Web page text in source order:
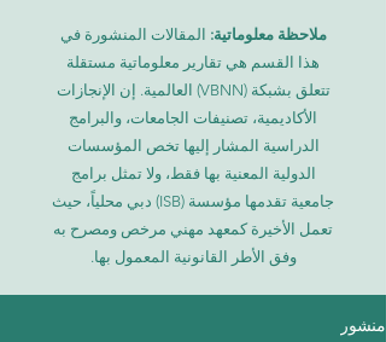
ملاحظة معلوماتية: المقالات المنشورة في
هذا القسم هي تقارير معلوماتية مستقلة
تتعلق بشبكة (VBNN) العالمية. إن الإنجازات
الأكاديمية، تصنيفات الجامعات، والبرامج
الدراسية المشار إليها تخص المؤسسات
الدولية المعنية بها فقط، ولا تمثل برامج
جامعية تقدمها مؤسسة (ISB) دبي محلياً، حيث
تعمل الأخيرة كمعهد مهني مرخص ومصرح به
وفق الأطر القانونية المعمول بها.
منشور